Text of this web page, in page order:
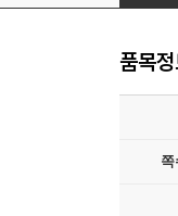
품목
쪽